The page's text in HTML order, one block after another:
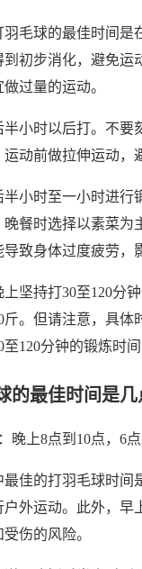
羽毛球的最佳时间
到初步消化，避免
过量的运动。
半小时以后打。不
动前做拉伸运动，
半小时至一小时进
餐时选择以素菜为
致身体过度疲劳，
上坚持打30至120
斤。但请注意，具
至120分钟的锻炼时
的最佳时间是
晚上8点到10点，6
最佳的打羽毛球时
外运动。此外，早
伤的风险。